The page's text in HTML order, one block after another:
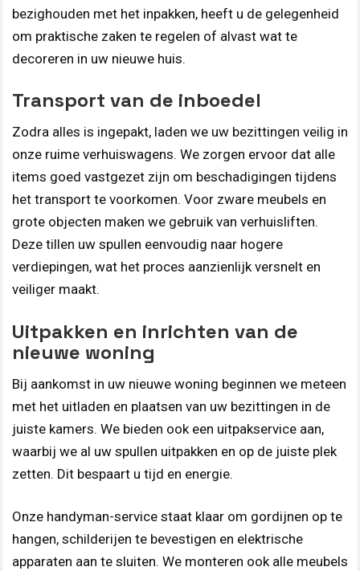
bezighouden met het inpakken, heeft u de gelegenheid
om praktische zaken te regelen of alvast wat te
decoreren in uw nieuwe huis.
Transport van de inboedel
Zodra alles is ingepakt, laden we uw bezittingen veilig in
onze ruime verhuiswagens. We zorgen ervoor dat alle
items goed vastgezet zijn om beschadigingen tijdens
het transport te voorkomen. Voor zware meubels en
grote objecten maken we gebruik van verhuisliften.
Deze tillen uw spullen eenvoudig naar hogere
verdiepingen, wat het proces aanzienlijk versnelt en
veiliger maakt.
Uitpakken en inrichten van de
nieuwe woning
Bij aankomst in uw nieuwe woning beginnen we meteen
met het uitladen en plaatsen van uw bezittingen in de
juiste kamers. We bieden ook een uitpakservice aan,
waarbij we al uw spullen uitpakken en op de juiste plek
zetten. Dit bespaart u tijd en energie.
Onze handyman-service staat klaar om gordijnen op te
hangen, schilderijen te bevestigen en elektrische
apparaten aan te sluiten. We monteren ook alle meubels